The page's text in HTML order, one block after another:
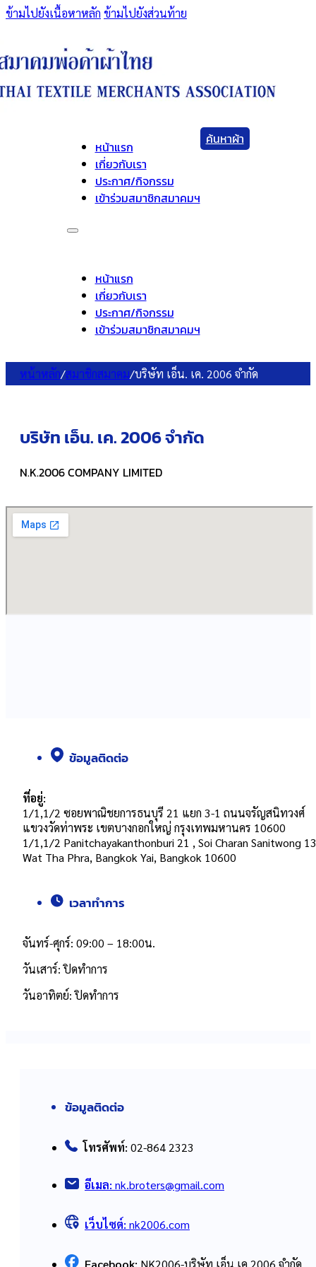
ข้ามไปยังเนื้อหาหลัก ข้ามไปยังส่วนท้าย
หน้าแรก
เกี่ยวกับเรา
ประกาศ/กิจกรรม
เข้าร่วมสมาชิกสมาคมฯ
หน้าแรก
เกี่ยวกับเรา
ประกาศ/กิจกรรม
เข้าร่วมสมาชิกสมาคมฯ
ค้นหาผ้า
หน้าหลัก/สมาชิกสมาคม/บริษัท เอ็น. เค. 2006 จำกัด
บริษัท เอ็น. เค. 2006 จำกัด
N.K.2006 COMPANY LIMITED
ข้อมูลติดต่อ
ที่อยู่:
1/1,1/2 ซอยพาณิชยการธนบุรี 21 แยก 3-1 ถนนจรัญสนิทวงศ์
แขวงวัดท่าพระ เขตบางกอกใหญ่ กรุงเทพมหานคร 10600
1/1,1/2 Panitchayakanthonburi 21 , Soi Charan Sanitwong
Wat Tha Phra, Bangkok Yai, Bangkok 10600
เวลาทำการ
จันทร์-ศุกร์: 09:00 – 18:00น.
วันเสาร์: ปิดทำการ
วันอาทิตย์: ปิดทำการ
ข้อมูลติดต่อ
โทรศัพท์: 02-864 2323
อีเมล: nk.broters@gmail.com
เว็บไซต์: nk2006.com
Facebook: NK2006-บริษัท เอ็น.เค.2006 จำกัด